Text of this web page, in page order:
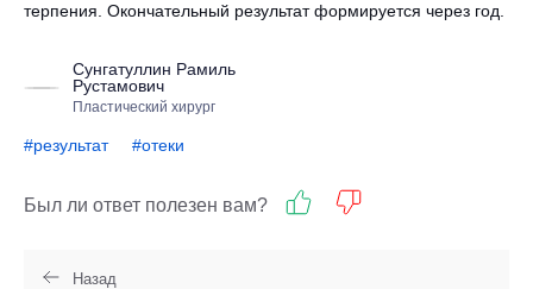
терпения. Окончательный результат формируется через год.
Сунгатуллин Рамиль
Рустамович
Пластический хирург
#результат #отеки
Был ли ответ полезен вам?
Назад